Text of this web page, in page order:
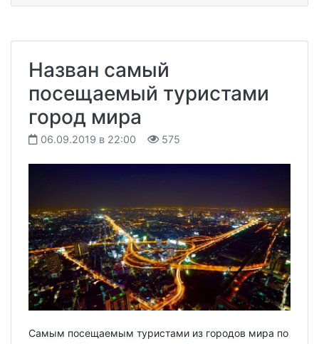
Назван самый
посещаемый туристами
город мира
06.09.2019 в 22:00 575
Самым посещаемым туристами из городов мира по